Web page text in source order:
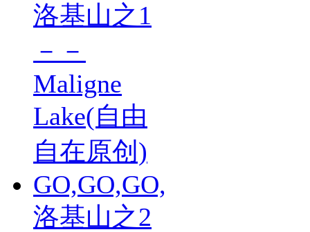
洛基山之1
－－
Maligne
Lake(自由
自在原创)
GO,GO,GO,
洛基山之2